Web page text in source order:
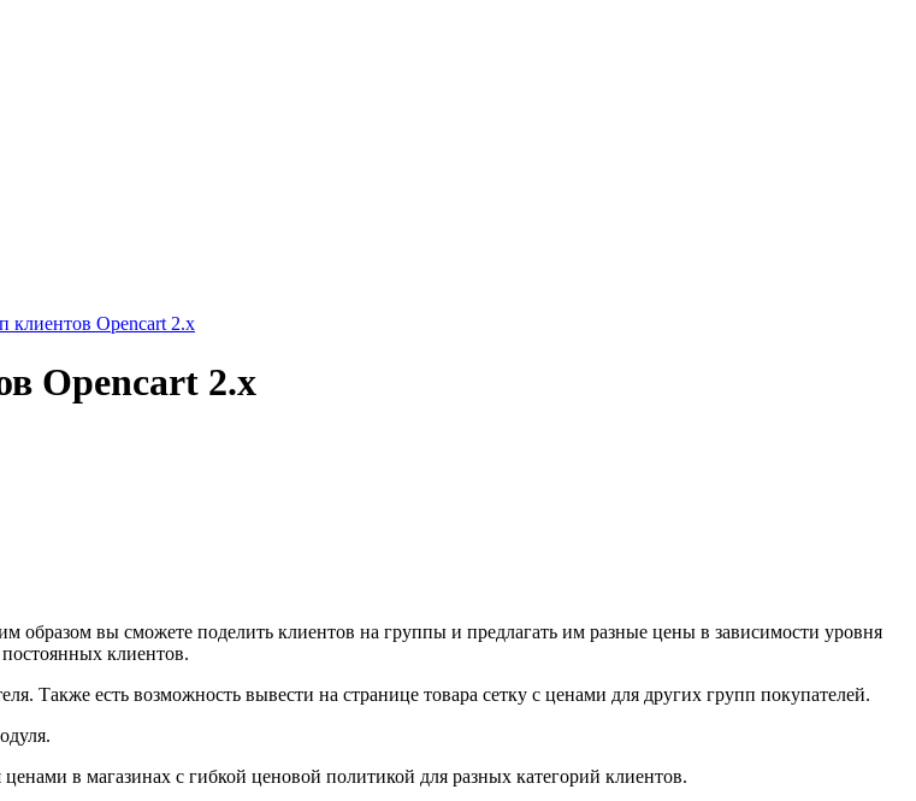
клиентов Opencart 2.x
Opencart 2.x
образом вы сможете поделить клиентов на группы и предлагать им разные цены в зависимости уровня
клиентов.
Также есть возможность вывести на странице товара сетку с ценами для других групп покупателей.
в магазинах с гибкой ценовой политикой для разных категорий клиентов.